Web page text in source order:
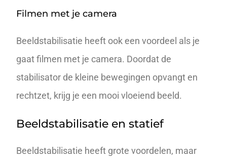
Filmen met je camera
Beeldstabilisatie heeft ook een voordeel als je
gaat filmen met je camera. Doordat de
stabilisator de kleine bewegingen opvangt en
rechtzet, krijg je een mooi vloeiend beeld.
Beeldstabilisatie en statief
Beeldstabilisatie heeft grote voordelen, maar